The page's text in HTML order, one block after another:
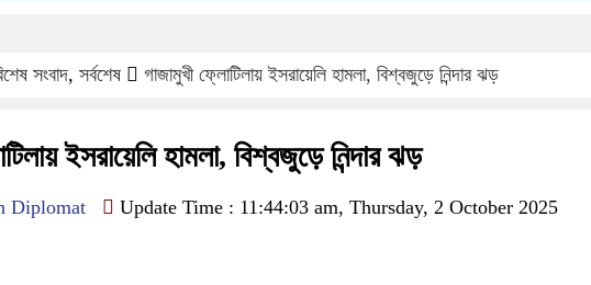
সংবাদ, সর্বশেষ গাজামুখী ফ্লোটিলায় ইসরায়েলি হামলা, বিশ্বজুড়ে নিন্দার ঝড়
ইসরায়েলি হামলা, বিশ্বজুড়ে নিন্দার ঝড়
Diplomat Update Time : 11:44:03 am, Thursday, 2 October 2025